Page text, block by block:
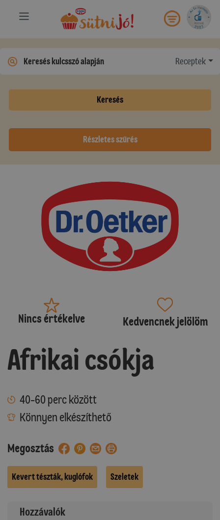
Receptek
Keresés
Részletes szűrés
Nincs értékelve Kedvencnek jelölöm
Afrikai csókja
40-60 perc között
Könnyen elkészíthető
Megosztás
Kevert tészták, kuglófok Szeletek
Hozzávalók